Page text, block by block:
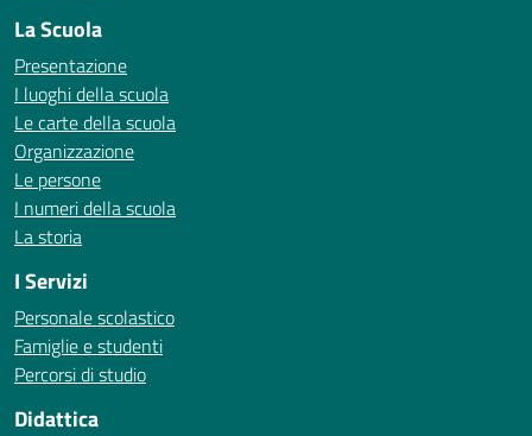
La Scuola
Presentazione
I luoghi della scuola
Le carte della scuola
Organizzazione
Le persone
I numeri della scuola
La storia
I Servizi
Personale scolastico
Famiglie e studenti
Percorsi di studio
Didattica